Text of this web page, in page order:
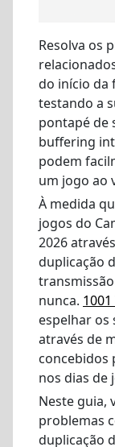
Resolva os
do início da
testando a
pontapé de
buffering
podem
um jogo ao
À medida
jogos do
2026
duplicação
nunca. 1001
espelhar os
através de
concebidos
nos dias de
Neste guia,
problemas
duplicação